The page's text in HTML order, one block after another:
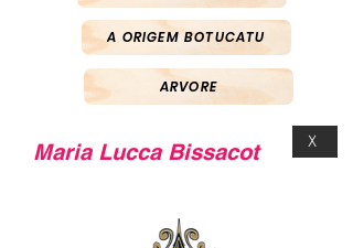
A ORIGEM BOTUCATU
ARVORE
Maria Lucca Bissacot X